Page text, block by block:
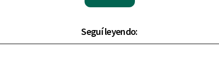
Seguí leyendo: